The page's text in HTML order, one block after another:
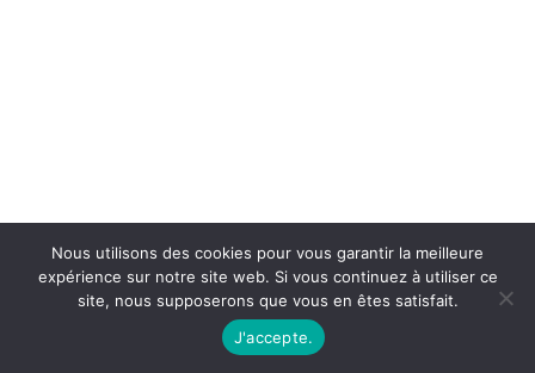
Nous utilisons des cookies pour vous garantir la meilleure
expérience sur notre site web. Si vous continuez à utiliser ce
site, nous supposerons que vous en êtes satisfait.
J'accepte.